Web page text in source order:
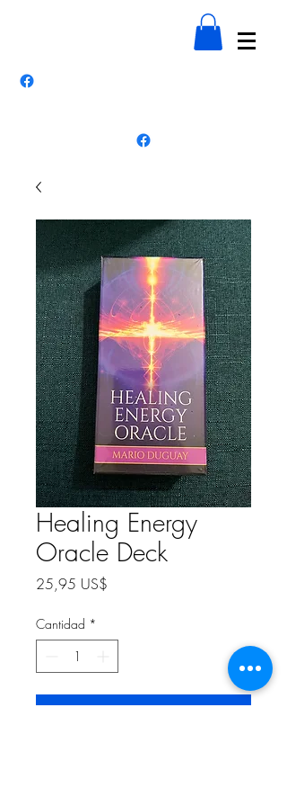
Healing Energy
Oracle Deck
25,95 US$
Cantidad *